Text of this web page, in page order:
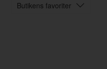
Butikens favoriter